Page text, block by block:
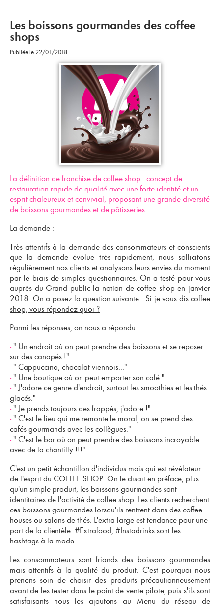
Les boissons gourmandes des coffee
shops
Publiée le 22/01/2018
La définition de franchise de coffee shop : concept de
restauration rapide de qualité avec une forte identité et un
esprit chaleureux et convivial, proposant une grande diversité
de boissons gourmandes et de pâtisseries.
La demande :
Très attentifs à la demande des consommateurs et conscients
que la demande évolue très rapidement, nous sollicitons
régulièrement nos clients et analysons leurs envies du moment
par le biais de simples questionnaires. On a testé pour vous
auprès du Grand public la notion decoffee shop en janvier
2018. On a posez la question suivante : Si je vous dis coffee
shop, vous répondez quoi ?
Parmi les réponses, on nous a répondu :
- " Un endroit où on peut prendre des boissons et se reposer
sur des canapés !"
- " Cappuccino, chocolat viennois..."
- " Une boutique où on peut emporter son café."
- " J'adore ce genre d'endroit, surtout les smoothies et les thés
glacés."
- " Je prends toujours des frappés, j'adore !"
- " C'est le lieu qui me remonte le moral, on se prend des
cafés gourmands avec les collègues."
- " C'est le bar où on peut prendre des boissons incroyable
avec de la chantilly !!!"
C'est un petit échantillon d'individus mais qui est révélateur
de l'esprit du COFFEE SHOP. On le disait en préface, plus
qu'un simple produit, les boissons gourmandes sont
identitaires de l'activité de coffee shop. Les clients recherchent
ces boissons gourmandes lorsqu'ils rentrent dans des coffee
houses ou salons de thés. L'extra large est tendance pour une
part de la clientèle. #Extrafood, #Instadrinks sont les
hashtags à la mode.
Les consommateurs sont friands des boissons gourmandes
mais attentifs à la qualité du produit. C'est pourquoi nous
prenons soin de choisir des produits précautionneusement
avant de les tester dans le point de vente pilote, puis s'ils sont
satisfaisants nous les ajoutons au Menu du réseau de